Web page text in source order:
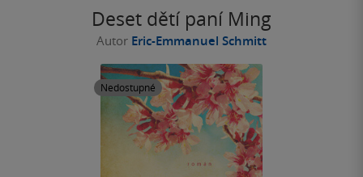
Deset dětí paní Ming
Autor Eric-Emmanuel Schmitt
Nedostupné